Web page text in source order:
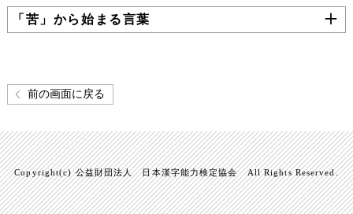
「苦」から始まる言葉
前の画面に戻る
Copyright(c) 公益財団法人 日本漢字能力検定協会 All Rights Reserved.